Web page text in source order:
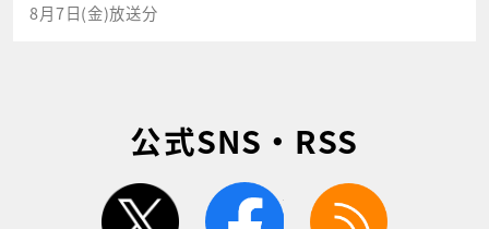
8月7日(金)放送分
公式SNS・RSS
twitter facebook